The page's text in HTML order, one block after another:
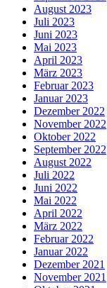
August 2023
Juli 2023
Juni 2023
Mai 2023
April 2023
März 2023
Februar 2023
Januar 2023
Dezember 2022
November 2022
Oktober 2022
September 2022
August 2022
Juli 2022
Juni 2022
Mai 2022
April 2022
März 2022
Februar 2022
Januar 2022
Dezember 2021
November 2021